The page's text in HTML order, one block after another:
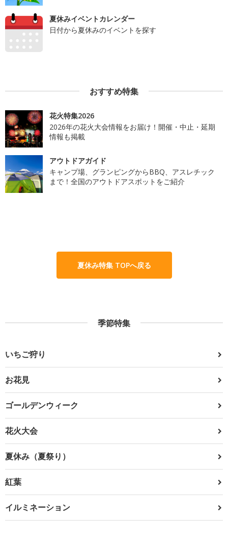
夏休みイベントカレンダー
日付から夏休みのイベントを探す
おすすめ特集
花火特集2026
2026年の花火大会情報をお届け！開催・中止・延期
情報も掲載
アウトドアガイド
キャンプ場、グランピングからBBQ、アスレチック
まで！全国のアウトドアスポットをご紹介
夏休み特集 TOPへ戻る
季節特集
いちご狩り
お花見
ゴールデンウィーク
花火大会
夏休み（夏祭り）
紅葉
イルミネーション